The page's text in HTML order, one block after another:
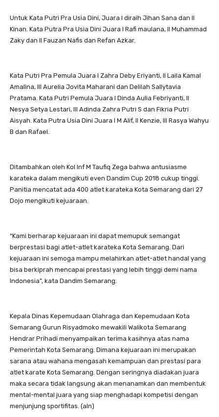
Untuk Kata Putri Pra Usia Dini, Juara I diraih Jihan Sana dan II
Kinan. Kata Putra Pra Usia Dini Juara I Rafi maulana, II Muhammad
Zaky dan II Fauzan Nafis dan Refan Azkar.
Kata Putri Pra Pemula Juara I Zahra Deby Eriyanti, II Laila Kamal
Amalina, III Aurelia Jovita Maharani dan Delilah Sallytavia
Pratama. Kata Putri Pemula Juara I Dinda Aulia Febriyanti, II
Nesya Setya Lestari, III Adinda Zahra Putri S dan Fikria Putri
Aisyah. Kata Putra Usia Dini Juara I M Alif, II Kenzie, III Rasya Wahyu
B dan Rafael.
Ditambahkan oleh Kol Inf M Taufiq Zega bahwa antusiasme
karateka dalam mengikuti even Dandim Cup 2018 cukup tinggi.
Panitia mencatat ada 400 atlet karateka Kota Semarang dari 27
Dojo mengikuti kejuaraan.
“Kami berharap kejuaraan ini dapat memupuk semangat
berprestasi bagi atlet-atlet karateka Kota Semarang. Dari
kejuaraan ini semoga mampu melahirkan atlet-atlet handal yang
bisa berkiprah mencapai prestasi yang lebih tinggi demi nama
Indonesia”, kata Dandim Semarang.
Kepala Dinas Kepemudaan Olahraga dan Kepemudaan Kota
Semarang Gurun Risyadmoko mewakili Walikota Semarang
Hendrar Prihadi menyampaikan terima kasihnya atas nama
Pemerintah Kota Semarang. Dimana kejuaraan ini merupakan
sarana atau wahana mengasah kemampuan dan prestasi para
atlet karate Kota Semarang. Dengan seringnya diadakan juara
maka secara tidak langsung akan menanamkan dan membentuk
mental-mental juara yang siap menghadapi kompetisi dengan
menjunjung sportifitas. (aln)